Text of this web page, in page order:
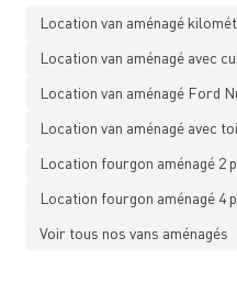
Location van aménagé
Location van aménagé avec
Location van aménagé Ford
Location van aménagé avec
Location fourgon aménagé 2
Location fourgon aménagé 4
Voir tous nos vans aménagés